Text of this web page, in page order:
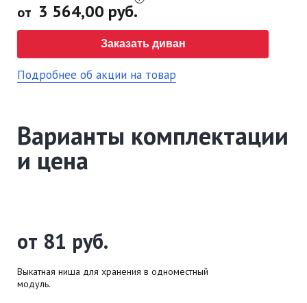
от 3 564,00 руб.
Заказать диван
Подробнее об акции на товар
Варианты комплектации
и цена
от 81 руб.
Выкатная ниша для хранения в одноместный
модуль.